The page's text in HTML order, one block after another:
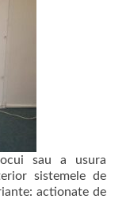
sau a usura
sistemele de
actionate de